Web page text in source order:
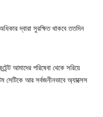
দ্বারা সুরক্ষিত থাকবে ততদিন
আমাদের পরিষেবা থেকে সরিয়ে
সেটিকে আর সর্বজনীনভাবে অ্যাক্সেস